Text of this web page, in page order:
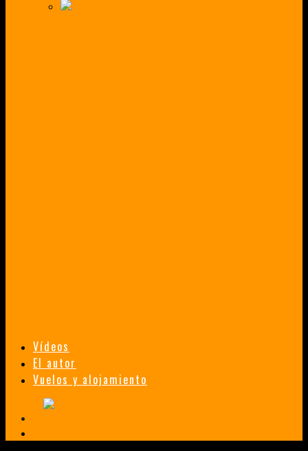
Vídeos
El autor
Vuelos y alojamiento